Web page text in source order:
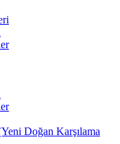
Doğan Karşılama